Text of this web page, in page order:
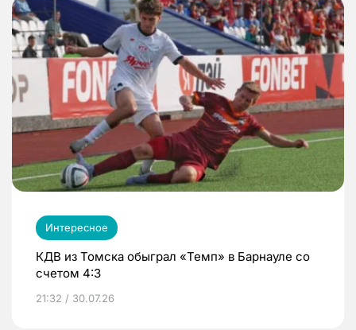
Интересное
КДВ из Томска обыграл «Темп» в Барнауле со
счетом 4:3
21:32 / 30.07.26